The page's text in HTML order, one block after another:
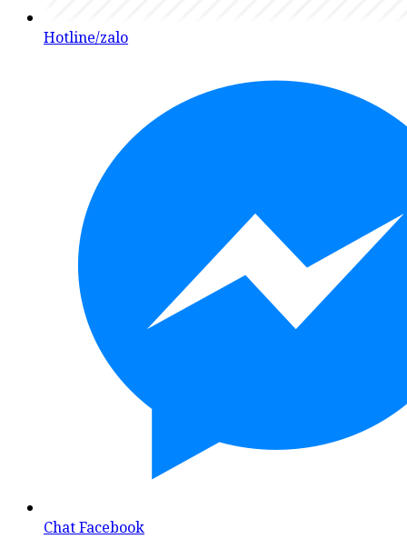
Hotline/zalo
Chat Facebook